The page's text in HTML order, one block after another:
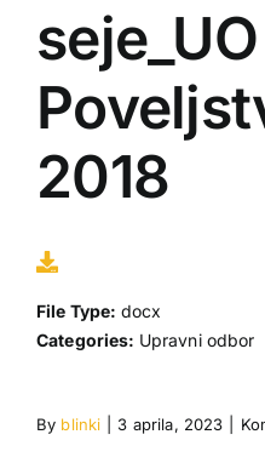
Moj
2018
File Type: docx
Categories: Upravni odbor
By blinki 3 aprila, 2023